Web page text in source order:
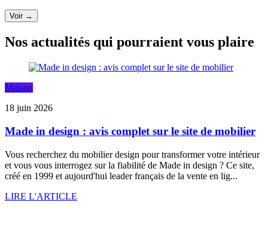
Voir →
Nos actualités qui pourraient vous plaire
Maison
18 juin 2026
Made in design : avis complet sur le site de mobilier
Vous recherchez du mobilier design pour transformer votre intérieur
et vous vous interrogez sur la fiabilité de Made in design ? Ce site,
créé en 1999 et aujourd'hui leader français de la vente en lig...
LIRE L'ARTICLE